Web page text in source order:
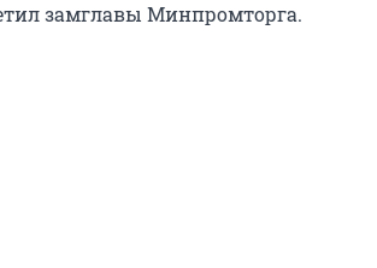
замглавы Минпромторга.